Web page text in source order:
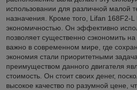
использовании для различной малой
назначения. Кроме того, Lifan 168F2-L
экономичностью. Он эффективно
позволяет существенно сэкономить
важно в современном мире, где
экономия стали приоритетными
преимуществом данного двигателя
стоимость. Он стоит своих денег,
высокое качество по разумной цене,